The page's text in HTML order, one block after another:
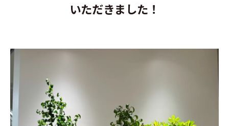
いただきました！